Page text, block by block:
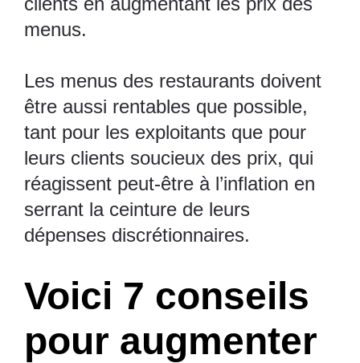
menus.
Les menus des restaurants doivent
être aussi rentables que possible,
tant pour les exploitants que pour
leurs clients soucieux des prix, qui
réagissent peut-être à l’inflation en
serrant la ceinture de leurs
dépenses discrétionnaires.
Voici 7 conseils
pour augmenter